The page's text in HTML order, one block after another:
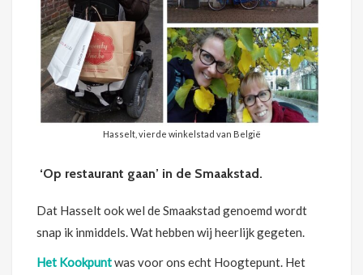
Hasselt, vierde winkelstad van België
‘Op restaurant gaan’ in de Smaakstad.
Dat Hasselt ook wel de Smaakstad genoemd wordt
snap ik inmiddels. Wat hebben wij heerlijk gegeten.
Het Kookpuntwas voor ons echt Hoogtepunt. Het